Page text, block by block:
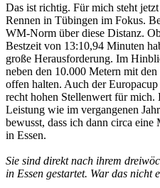
Das ist richtig. Für mich steht
Rennen in Tübingen im Fokus.
WM-Norm über diese Distanz.
Bestzeit von 13:10,94 Minuten
große Herausforderung. Im
neben den 10.000 Metern mit
offen halten. Auch der
recht hohen Stellenwert für
Leistung wie im vergangenen
bewusst, dass ich dann circa
in Essen.
Sie sind direkt nach ihrem
in Essen gestartet. War das nicht